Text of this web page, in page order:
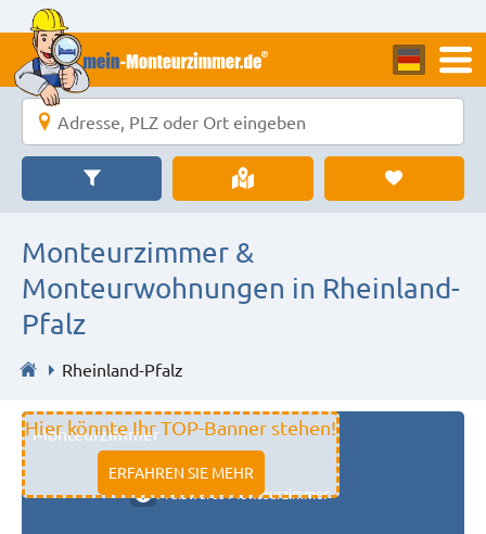
Monteurzimmer &
Monteurwohnungen in Rheinland-
Pfalz
Rheinland-Pfalz
Hier könnte Ihr TOP-Banner stehen!
ERFAHREN SIE MEHR
Monteurzimmer
11333 fulda
Preiswerte Monteurzimmer